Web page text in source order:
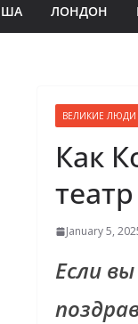
ЛОНДОН
ВЕЛИКИЕ ЛЮДИ
Как
театр
January 5,
Если